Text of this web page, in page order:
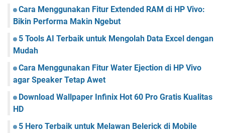
Cara Menggunakan Fitur Extended RAM di HP Vivo:
Bikin Performa Makin Ngebut
5 Tools AI Terbaik untuk Mengolah Data Excel dengan
Mudah
Cara Menggunakan Fitur Water Ejection di HP Vivo
agar Speaker Tetap Awet
Download Wallpaper Infinix Hot 60 Pro Gratis Kualitas
HD
5 Hero Terbaik untuk Melawan Belerick di Mobile